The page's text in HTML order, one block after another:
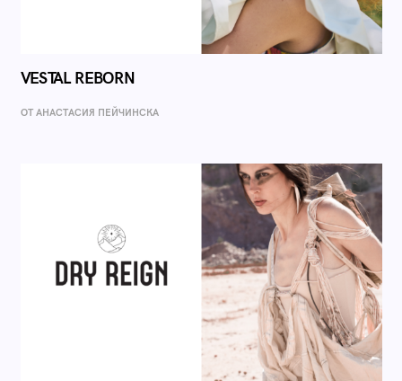
VESTAL REBORN
ОТ AНАСТАСИЯ ПЕЙЧИНСКА